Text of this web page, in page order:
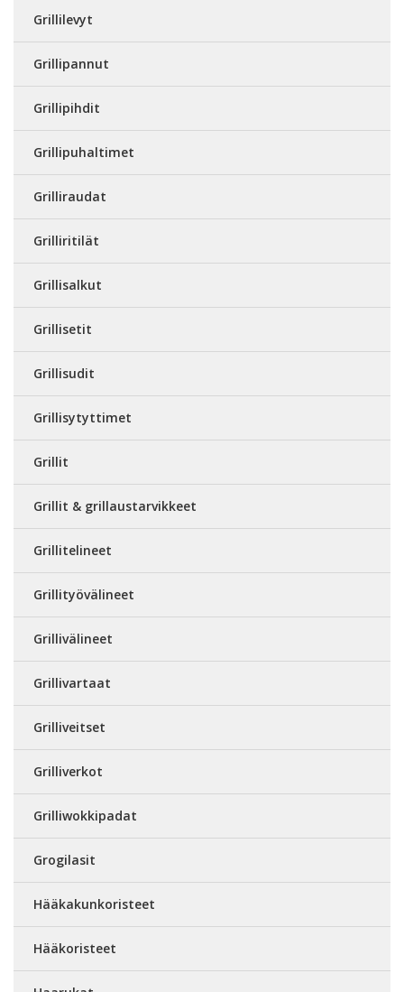
Grillilevyt
Grillipannut
Grillipihdit
Grillipuhaltimet
Grilliraudat
Grilliritilät
Grillisalkut
Grillisetit
Grillisudit
Grillisytyttimet
Grillit
Grillit & grillaustarvikkeet
Grillitelineet
Grillityövälineet
Grillivälineet
Grillivartaat
Grilliveitset
Grilliverkot
Grilliwokkipadat
Grogilasit
Hääkakunkoristeet
Hääkoristeet